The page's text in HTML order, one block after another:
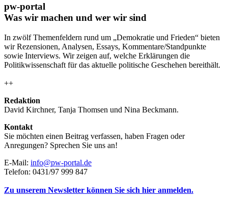
pw-portal
Was wir machen und wer wir sind
In zwölf Themenfeldern rund um „Demokratie und Frieden“ bieten
wir Rezensionen, Analysen, Essays, Kommentare/Standpunkte
sowie Interviews. Wir zeigen auf, welche Erklärungen die
Politikwissenschaft für das aktuelle politische Geschehen bereithält.
++
Redaktion
David Kirchner, Tanja Thomsen und Nina Beckmann.
Kontakt
Sie möchten einen Beitrag verfassen, haben Fragen oder
Anregungen? Sprechen Sie uns an!
E-Mail: info@pw-portal.de
Telefon: 0431/97 999 847
Zu unserem Newsletter können Sie sich hier anmelden.